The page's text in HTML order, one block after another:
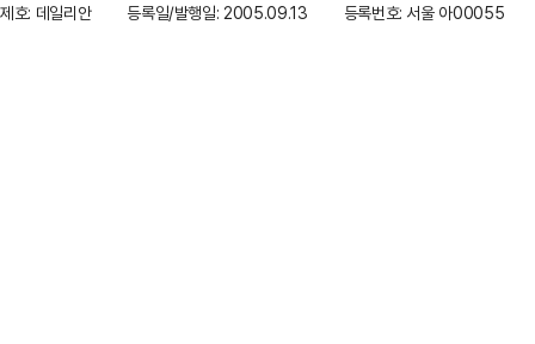
제호: 데일리안
등록일/발행일: 2005.09.13 등록번호: 서울 아00055